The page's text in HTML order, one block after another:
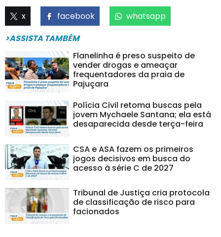
x facebook
whatsapp
>ASSISTA TAMBÉM
Flanelinha é preso suspeito de
vender drogas e ameaçar
frequentadores da praia de
Pajuçara
Polícia Civil retoma buscas pela
jovem Mychaele Santana; ela está
desaparecida desde terça-feira
CSA e ASA fazem os primeiros
jogos decisivos em busca do
acesso à série C de 2027
Tribunal de Justiça cria protocola
de classificação de risco para
facionados